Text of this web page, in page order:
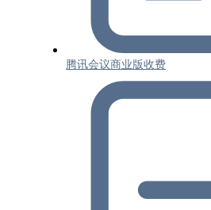
腾讯会议商业版收费